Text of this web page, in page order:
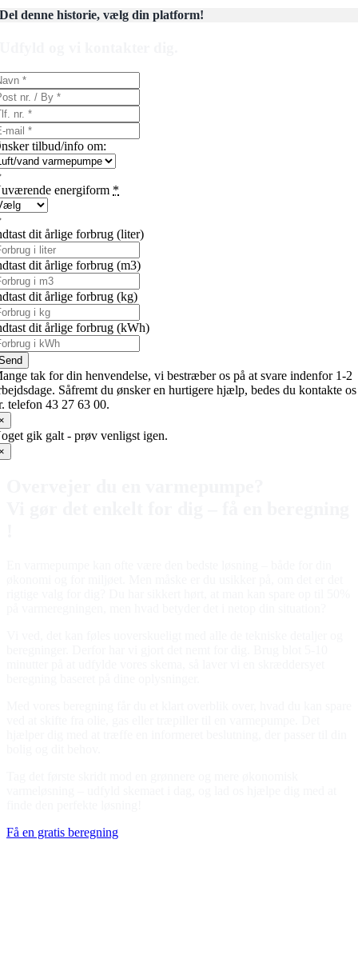
Del denne historie, vælg din platform!
tilbud/info om:
energiform *
dit årlige forbrug (liter)
dit årlige forbrug (m3)
dit årlige forbrug (kg)
dit årlige forbrug (kWh)
tak for din henvendelse, vi bestræber os på at svare indenfor 1-2
Såfremt du ønsker en hurtigere hjælp, bedes du kontakte os
telefon 43 27 63 00.
gik galt - prøv venligst igen.
Få en gratis beregning